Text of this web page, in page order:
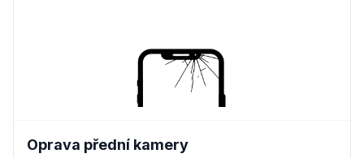
Oprava přední kamery